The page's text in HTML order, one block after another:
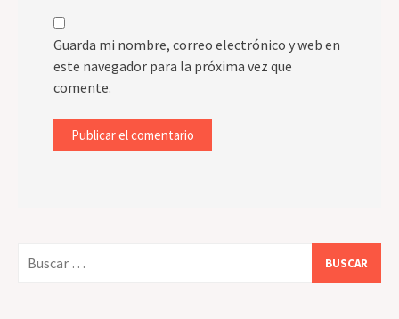
Guarda mi nombre, correo electrónico y web en
este navegador para la próxima vez que
comente.